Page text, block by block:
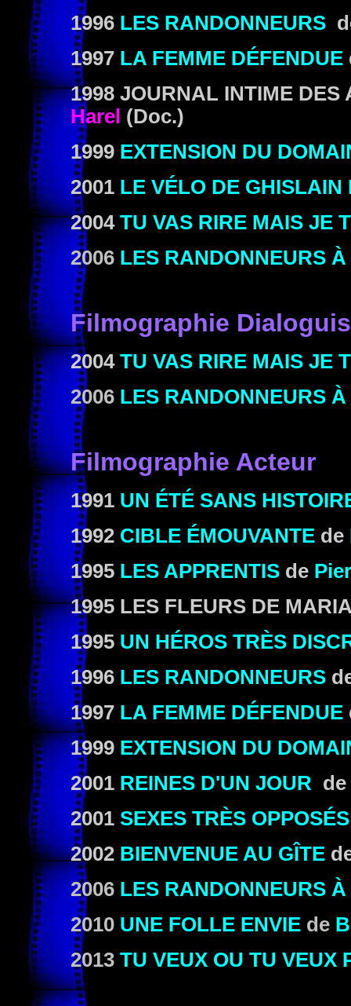
1996 LES RANDONNEURS
1997 LA FEMME DÉFENDUE
1998 JOURNAL INTIME DES
Harel (Doc.)
1999 EXTENSION DU
2001 LE VÉLO DE GHISLAIN
2004 TU VAS RIRE MAIS JE
2006 LES RANDONNEURS
Filmographie
2004 TU VAS RIRE MAIS JE
2006 LES RANDONNEURS
Filmographie Acteur
1991 UN ÉTÉ SANS
1992 CIBLE ÉMOUVANTE de
1995 LES APPRENTIS de
1995 LES FLEURS DE
1995 UN HÉROS TRÈS
1996 LES RANDONNEURS
1997 LA FEMME DÉFENDUE
1999 EXTENSION DU
2001 REINES D'UN JOUR de
2001 SEXES TRÈS OPPOSÉS
2002 BIENVENUE AU GÎTE
2006 LES RANDONNEURS
2010 UNE FOLLE ENVIE de
2013 TU VEUX OU TU VEUX